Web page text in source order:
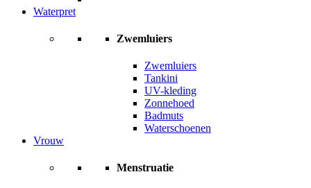
Waterpret
Zwemluiers
Zwemluiers
Tankini
UV-kleding
Zonnehoed
Badmuts
Waterschoenen
Vrouw
Menstruatie